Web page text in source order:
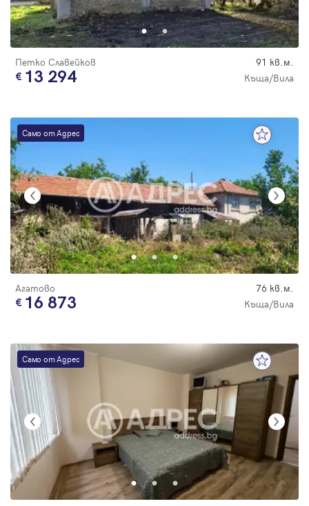
Петко Славейков 91 кв.м.
13 294 Къща/Вила
Само от Адрес
Агатово 76 кв.м.
16 873 Къща/Вила
Само от Адрес
Парола
Регистрация